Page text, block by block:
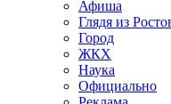
Афиша
Глядя из
Город
ЖКХ
Наука
Официально